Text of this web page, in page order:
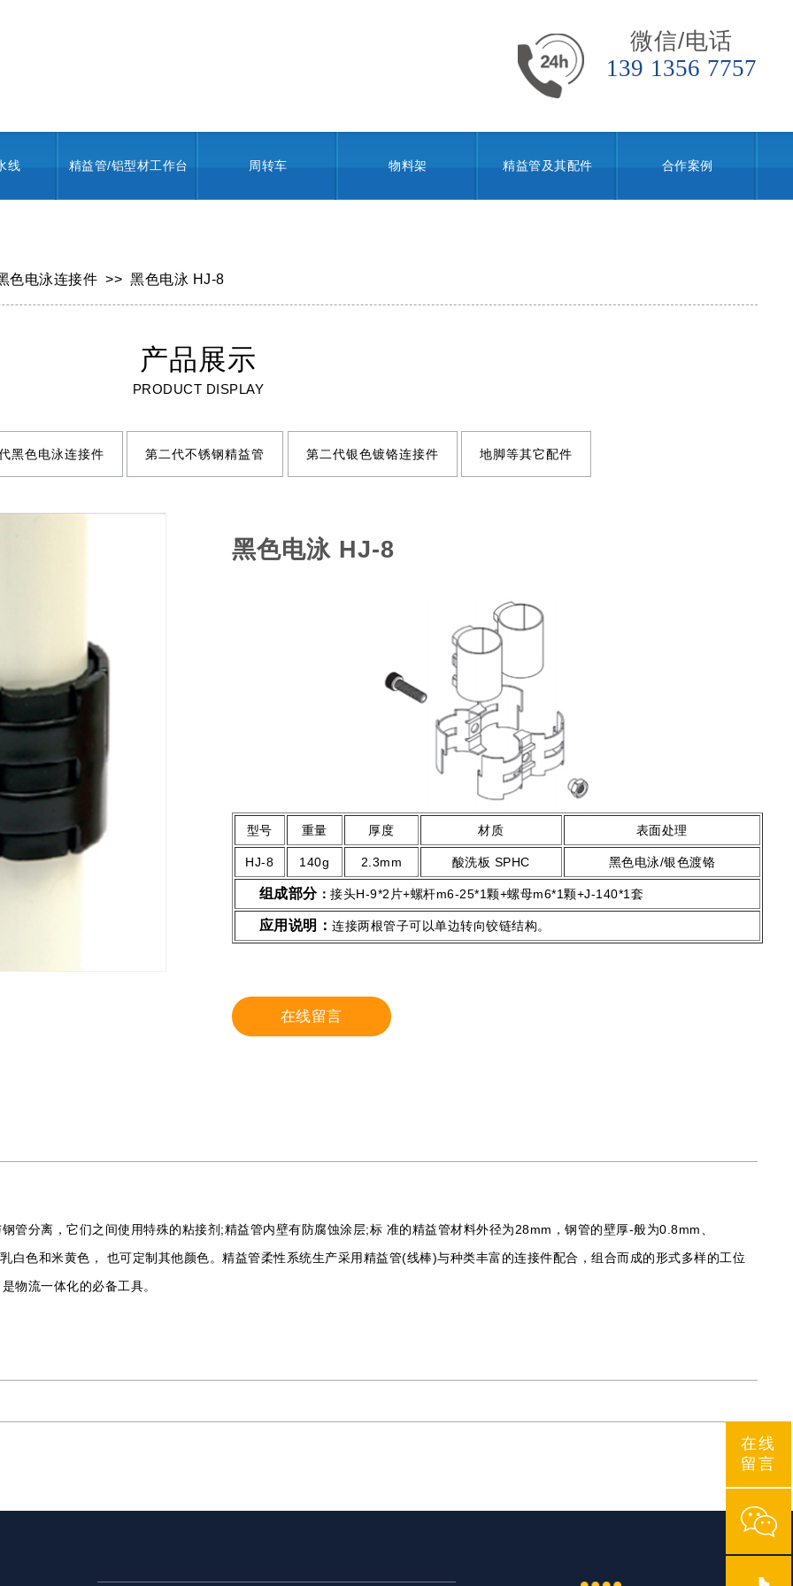
微信/电话
139 1356 7757
线 精益管/铝型材工作台 周转车 物料架 精益管及其配件 合作案例
色电泳连接件 >>黑色电泳 HJ-8
产品展示
PRODUCT DISPLAY
黑色电泳连接件 第二代不锈钢精益管 第二代银色镀铬连接件 地脚等其它配件
黑色电泳 HJ-8
型号 重量 厚度 材质 表面处理
HJ-8 140g 2.3mm 酸洗板 SPHC 黑色电泳/银色渡铬
组成部分：接头H-9*2片+螺杆m6-25*1颗+螺母m6*1颗+J-140*1套
应用说明：连接两根管子可以单边转向铰链结构。
在线留言
管分离，它们之间使用特殊的粘接剂;精益管内壁有防腐蚀涂层;标 准的精益管材料外径为28mm，钢管的壁厚-般为0.8mm、
色和米黄色， 也可定制其他颜色。精益管柔性系统生产采用精益管(线棒)与种类丰富的连接件配合，组合而成的形式多样的工位
物流一体化的必备工具。
在线
留言